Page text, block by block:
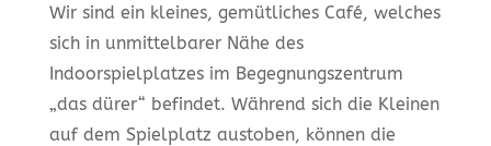
Wir sind ein kleines, gemütliches Café, welches
sich in unmittelbarer Nähe des
Indoorspielplatzes im Begegnungszentrum
„das dürer“ befindet. Während sich die Kleinen
auf dem Spielplatz austoben, können die